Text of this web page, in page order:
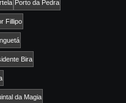
Porto da Pedra
Fillipo
Bira
da Magia